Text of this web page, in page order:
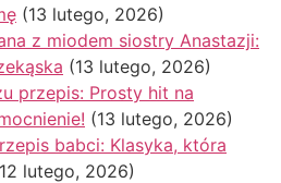
(13 lutego, 2026)
z miodem siostry Anastazji:
(13 lutego, 2026)
przepis: Prosty hit na
(13 lutego, 2026)
babci: Klasyka, która
lutego, 2026)